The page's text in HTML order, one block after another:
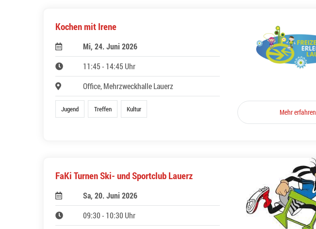
Kochen mit Irene
Mi, 24. Juni 2026
11:45 - 14:45 Uhr
Office, Mehrzweckhalle Lauerz
Jugend Treffen Kultur Mehr erfahren
FaKi Turnen Ski- und Sportclub Lauerz
Sa, 20. Juni 2026
09:30 - 10:30 Uhr